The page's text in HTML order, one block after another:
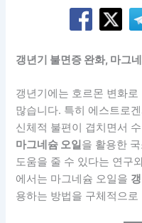
갱년기 불면증 완화, 마그
갱년기에는 호르몬 변화로
많습니다. 특히 에스트로
신체적 불편이 겹치면서
마그네슘 오일을 활용한
도움을 줄 수 있다는 연구
에서는 마그네슘 오일을
용하는 방법을 구체적으로